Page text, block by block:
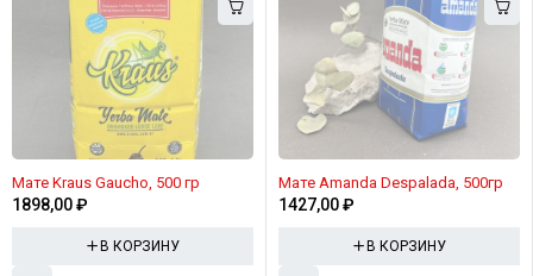
Мате Kraus Gaucho, 500 гр
1898,00₽
В КОРЗИНУ
Мате Amanda Despalada, 500гр
1427,00₽
В КОРЗИНУ